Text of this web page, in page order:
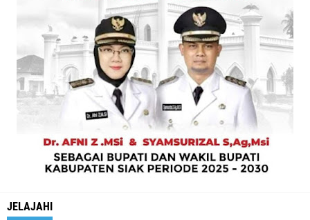
JELAJAHI